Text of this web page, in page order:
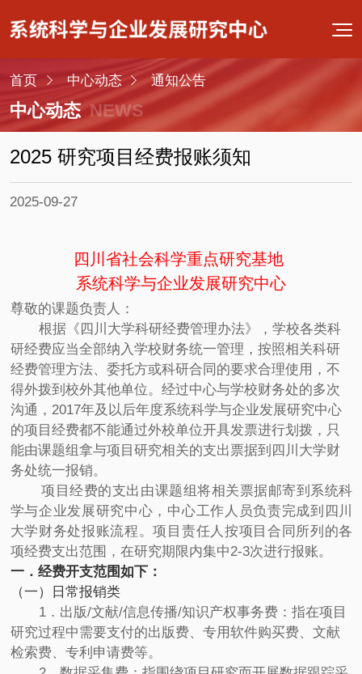
首页 中心动态 通知公告
中心动态 NEWS
2025 研究项目经费报账须知
2025-09-27
四川省社会科学重点研究基地
系统科学与企业发展研究中心
尊敬的课题负责人：
根据《四川大学科研经费管理办法》，学校各类科
研经费应当全部纳入学校财务统一管理，按照相关科研
经费管理方法、委托方或科研合同的要求合理使用，不
得外拨到校外其他单位。经过中心与学校财务处的多次
沟通，2017年及以后年度系统科学与企业发展研究中心
的项目经费都不能通过外校单位开具发票进行划拨，只
能由课题组拿与项目研究相关的支出票据到四川大学财
务处统一报销。
项目经费的支出由课题组将相关票据邮寄到系统科
学与企业发展研究中心，中心工作人员负责完成到四川
大学财务处报账流程。项目责任人按项目合同所列的各
项经费支出范围，在研究期限内集中2-3次进行报账。
一．经费开支范围如下：
（一）日常报销类
1．出版/文献/信息传播/知识产权事务费：指在项目
研究过程中需要支付的出版费、专用软件购买费、文献
检索费、专利申请费等。